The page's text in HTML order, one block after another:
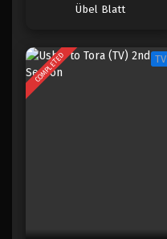
5 Banana Fish
4
Übel Blatt
COMPLETED TV